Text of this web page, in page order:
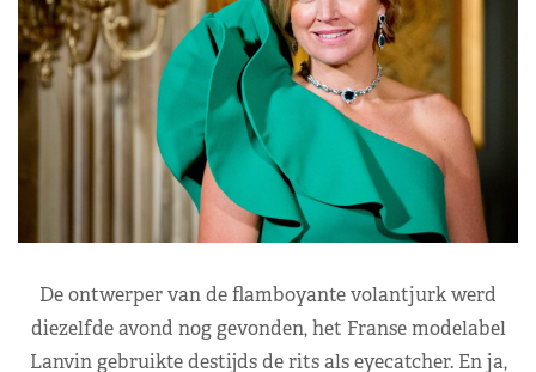
De ontwerper van de flamboyante volantjurk werd
diezelfde avond nog gevonden, het Franse modelabel
Lanvin gebruikte destijds de rits als eyecatcher. En ja,